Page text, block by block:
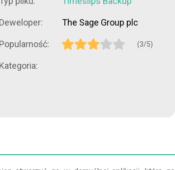
Deweloper: The Sage Group plc
Popularność: (3/5)
Kategoria: